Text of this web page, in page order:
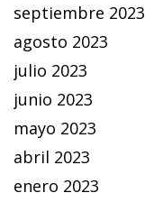
septiembre 2023
agosto 2023
julio 2023
junio 2023
mayo 2023
abril 2023
enero 2023